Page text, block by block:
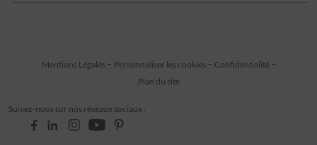
Suivez-nous sur nos réseaux sociaux :
Mentions Légales Personnaliser les cookies
Confidentialité
Plan du site